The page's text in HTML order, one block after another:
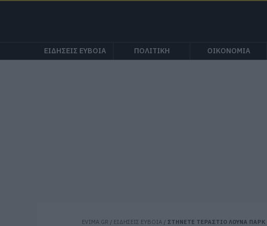
ΕΙΔΗΣΕΙΣ ΕΥΒΟΙΑ ΠΟΛΙΤΙΚΗ ΟΙΚΟΝΟΜΙΑ
EVIMA.GR / ΕΙΔΗΣΕΙΣ ΕΥΒΟΙΑ / ΣΤΗΝΕΤΕ ΤΕΡΑΣΤΙΟ ΛΟΥΝΑ